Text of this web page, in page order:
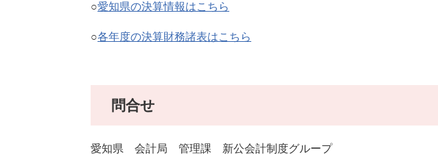
○愛知県の決算情報はこちら
○各年度の決算財務諸表はこちら
問合せ
愛知県 会計局 管理課 新公会計制度グループ